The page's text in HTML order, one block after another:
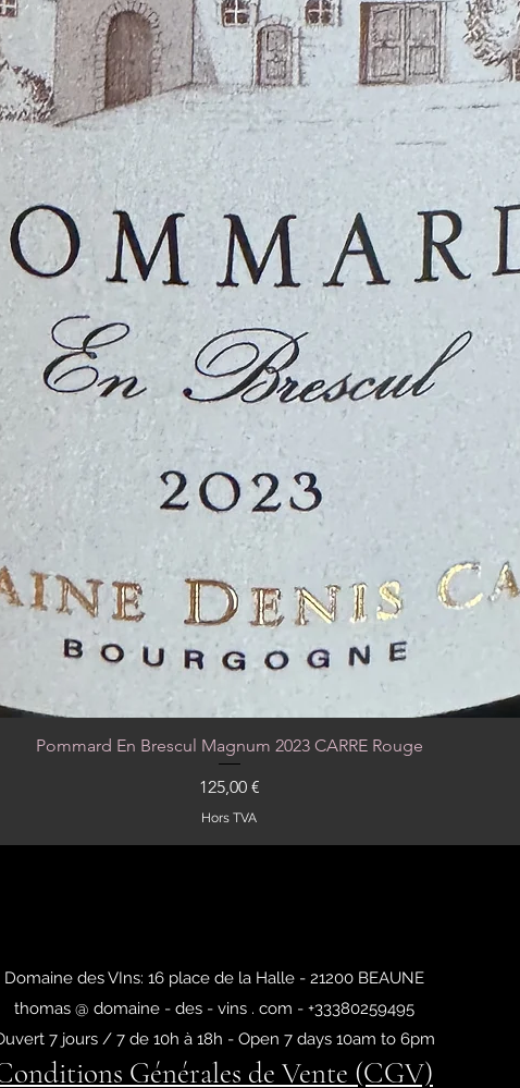
Aperçu rapide
Pommard En Brescul Magnum 2023 CARRE Rouge
Prix
125,00 €
Hors TVA
Domaine des VIns: 16 place de la Halle - 21200 BEAUNE
thomas @ domaine - des - vins . com - +33380259495
7 jours / 7 de 10h à 18h - Open 7 days 10am to 6pm
Générales de Vente (CGV)